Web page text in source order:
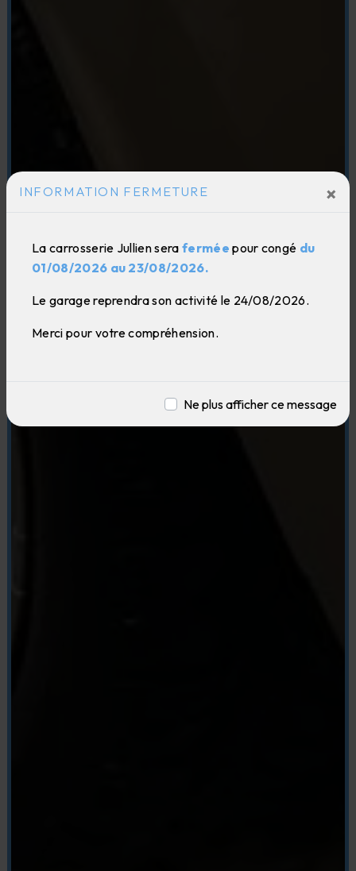
INFORMATION FERMETURE ×
La carrosserie Jullien sera fermée pour congé du
01/08/2026 au 23/08/2026.
Le garage reprendra son activité le 24/08/2026.
Merci pour votre compréhension.
Ne plus afficher ce message